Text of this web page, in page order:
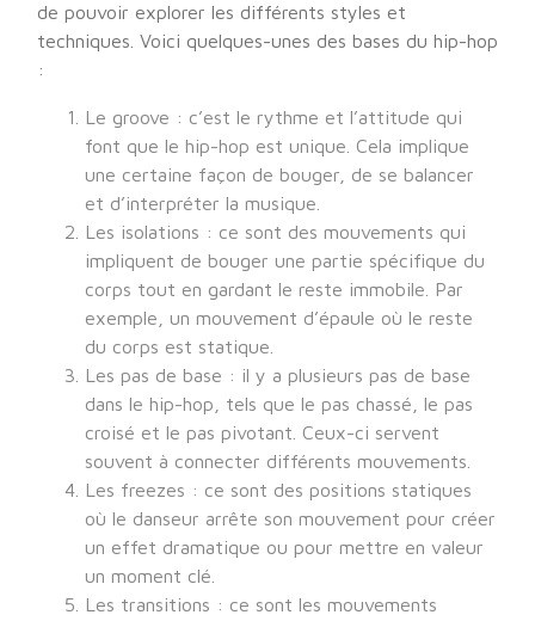
de pouvoir explorer les différents styles et
techniques. Voici quelques-unes des bases du hip-hop
:
Le groove : c’est le rythme et l’attitude qui
font que le hip-hop est unique. Cela implique
une certaine façon de bouger, de se balancer
et d’interpréter la musique.
Les isolations : ce sont des mouvements qui
impliquent de bouger une partie spécifique du
corps tout en gardant le reste immobile. Par
exemple, un mouvement d’épaule où le reste
du corps est statique.
Les pas de base : il y a plusieurs pas de base
dans le hip-hop, tels que le pas chassé, le pas
croisé et le pas pivotant. Ceux-ci servent
souvent à connecter différents mouvements.
Les freezes : ce sont des positions statiques
où le danseur arrête son mouvement pour créer
un effet dramatique ou pour mettre en valeur
un moment clé.
Les transitions : ce sont les mouvements